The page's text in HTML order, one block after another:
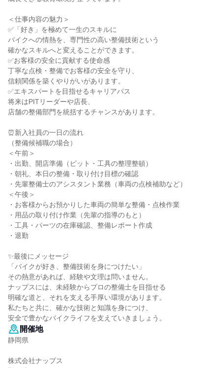
＜仕事内容の魅力＞
✅「好き」を極めて一生のスキルに
バイクへの情熱を、専門性の高い整備技術という
確かなスキルへと変えることができます。
✅お客様の安全に貢献する使命感
丁寧な点検・整備でお客様の安全を守り、
信頼関係を築くやりがいがあります。
✅エキスパートを目指せるキャリアパス
将来はPITリーダーや店長、
店舗の整備部門を統括するチャンスがあります。
⏰新入社員の一日の流れ
（整備候補職の場合）
＜午前＞
・出勤、開店準備（ピット・工具の整理整頓）
・朝礼、本日の整備・取り付け目標の確認
・先輩整備士のアシスタント業務（車両の点検補助など）
＜午後＞
・お客様からお預かりした車両の簡単な整備・点検作業
・用品の取り付け作業（先輩の指導のもと）
・工具・パーツの在庫確認、整備レポート作成
・退勤
✨最後にメッセージ
「バイクが好き、整備技術を身につけたい」
その熱意があれば、経験や文理は問いません。
ナップスには、未経験からプロの整備士を目指せる
明確な道と、それを支える手厚い環境があります。
私たちと共に、確かな技術と知識を身につけ、
安全で豊かなバイクライフを支えていきましょう。
開催地
静岡県
株式会社ナップス